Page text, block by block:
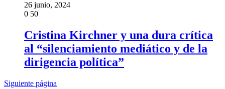
26 junio, 2024
0 50
Cristina Kirchner y una dura crítica
al “silenciamiento mediático y de la
dirigencia política”
Siguiente página